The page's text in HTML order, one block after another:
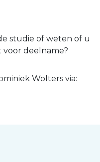
studie of weten of u
deelname?
Wolters via: